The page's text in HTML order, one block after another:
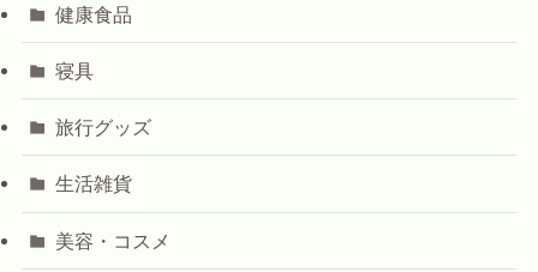
健康食品
寝具
旅行グッズ
生活雑貨
美容・コスメ